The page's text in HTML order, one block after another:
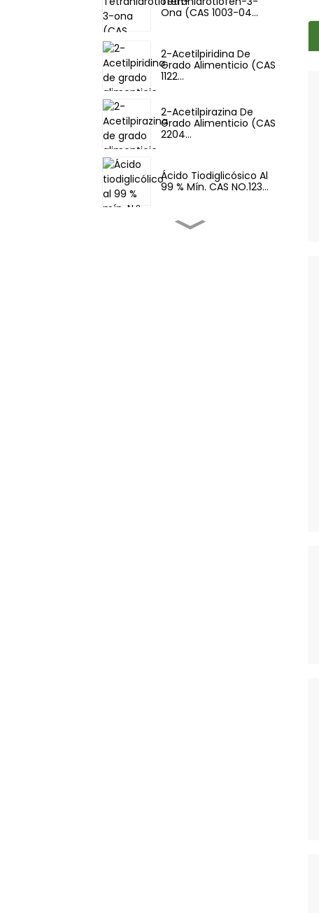
Ona (CAS 1003-04...
2-Acetilpiridina De
Grado Alimenticio (CAS
1122...
2-Acetilpirazina De
Grado Alimenticio (CAS
2204...
Ácido Tiodiglicósico Al
99 % Mín. CAS NO.123...
Sabores Y Fragancias-